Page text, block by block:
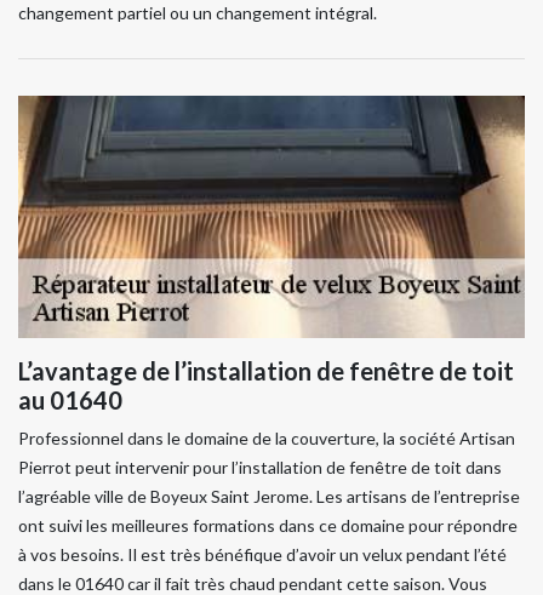
changement partiel ou un changement intégral.
L’avantage de l’installation de fenêtre de toit
au 01640
Professionnel dans le domaine de la couverture, la société Artisan
Pierrot peut intervenir pour l’installation de fenêtre de toit dans
l’agréable ville de Boyeux Saint Jerome. Les artisans de l’entreprise
ont suivi les meilleures formations dans ce domaine pour répondre
à vos besoins. Il est très bénéfique d’avoir un velux pendant l’été
dans le 01640 car il fait très chaud pendant cette saison. Vous